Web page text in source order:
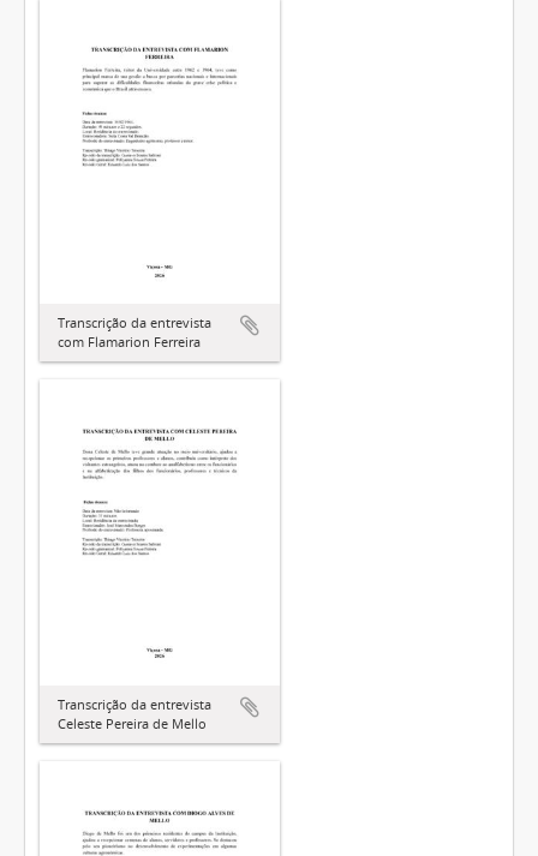
Transcrição da entrevista
com Flamarion Ferreira
Transcrição da entrevista
Celeste Pereira de Mello